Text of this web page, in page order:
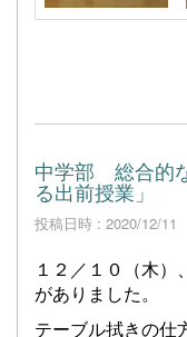
中学部 総合的
る出前授業」
投稿日時 : 2020/12/11
１２／１０（木）
がありました。
テーブル拭きの仕